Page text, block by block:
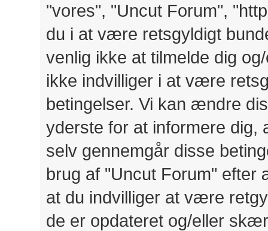
"vores", "Uncut Forum",
du i at være retsgyldigt
venlig ikke at tilmelde dig
ikke indvilliger i at være
betingelser. Vi kan ændre
yderste for at informere
selv gennemgår disse
brug af "Uncut Forum" efter
at du indvilliger at være
de er opdateret og/eller